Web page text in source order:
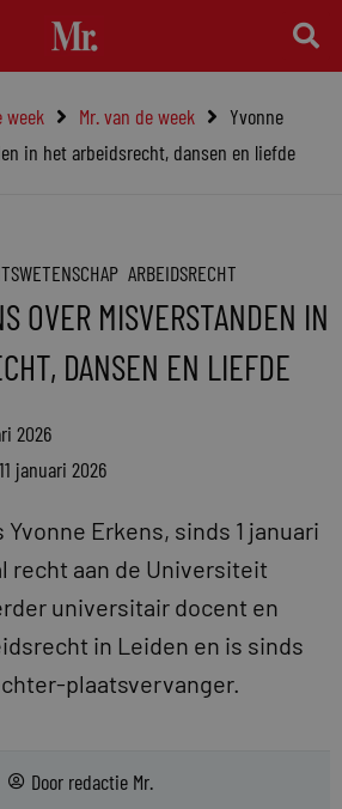
week Mr. van de week
Yvonne
in het arbeidsrecht, dansen en liefde
ARBEIDSRECHT
OVER MISVERSTANDEN IN
DANSEN EN LIEFDE
2026
januari 2026
Yvonne Erkens, sinds 1 januari
recht aan de Universiteit
universitair docent en
in Leiden en is sinds
plaatsvervanger.
Door redactie Mr.